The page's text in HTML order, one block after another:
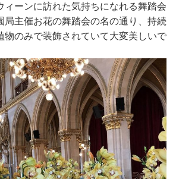
ィーンに訪れた気持ちになれる舞踏会
局主催お花の舞踏会の名の通り、持続
物のみで装飾されていて大変美しいで